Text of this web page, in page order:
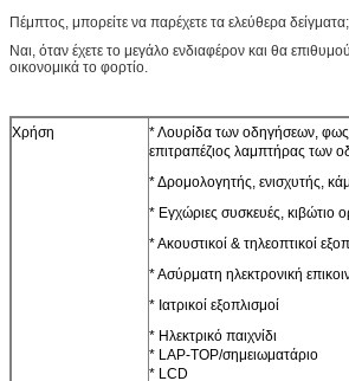
Πέμπτος, μπορείτε να παρέχετε τα ελεύθερα δείγματα;
Ναι, όταν έχετε το μεγάλο ενδιαφέρον και θα
οικονομικά το φορτίο.
Χρήση
* Λουρίδα των οδηγήσεων,
επιτραπέζιος λαμπτήρας των
* Δρομολογητής, ενισχυτής,
* Εγχώριες συσκευές, κιβώτιο
* Ακουστικοί & τηλεοπτικοί
* Ασύρματη ηλεκτρονική
* Ιατρικοί εξοπλισμοί
* Ηλεκτρικό παιχνίδι
* LAP-TOP/σημειωματάριο
* LCD